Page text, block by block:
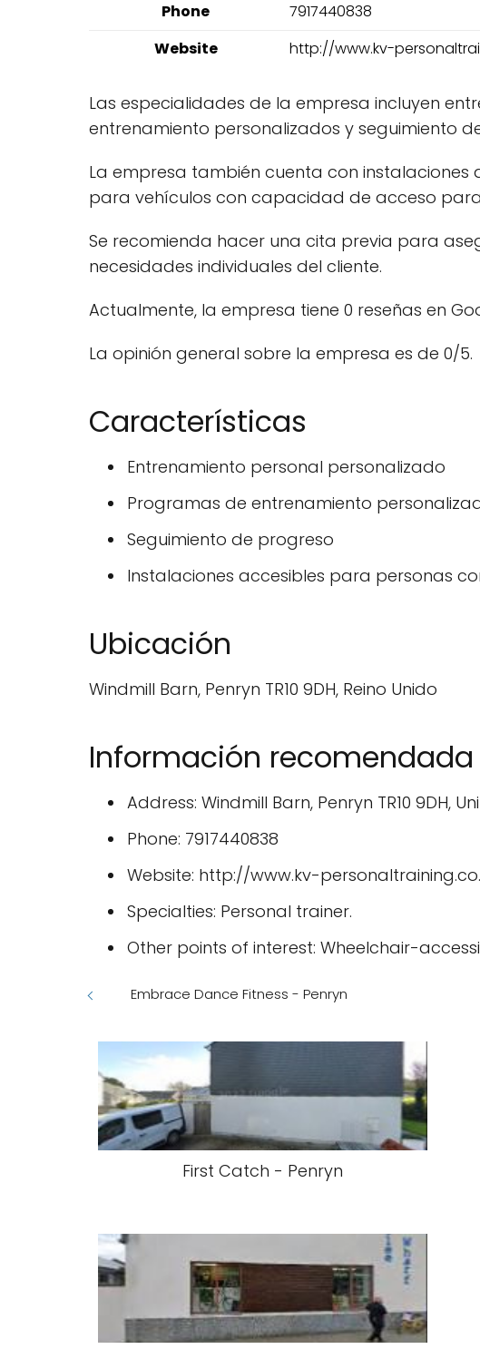
Phone
7917440838
Website
http://www.kv-
Las especialidades de la empresa incluyen
entrenamiento personalizados y seguimiento
La empresa también cuenta con
para vehículos con capacidad de acceso
Se recomienda hacer una cita previa para
necesidades individuales del cliente.
Actualmente, la empresa tiene 0 reseñas en
La opinión general sobre la empresa es de 0/5.
Características
Entrenamiento personal personalizado
Programas de entrenamiento
Seguimiento de progreso
Instalaciones accesibles para personas
Ubicación
Windmill Barn, Penryn TR10 9DH, Reino Unido
Información recomendada
Address: Windmill Barn, Penryn TR10 9DH,
Phone: 7917440838
Website: http://www.kv-
Specialties: Personal trainer.
Other points of interest: Wheelchair-
Embrace Dance Fitness - Penryn
First Catch - Penryn